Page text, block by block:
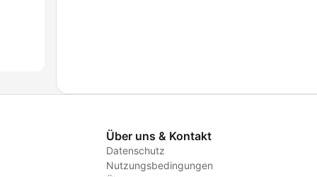
Über uns & Kontakt
Datenschutz
Nutzungsbedingungen